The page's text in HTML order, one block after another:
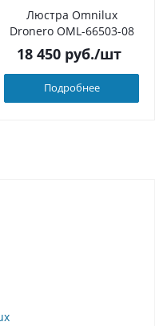
Люстра Omnilux
Dronero OML-66503-08
18 450руб./шт
Подробнее